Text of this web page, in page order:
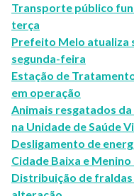
Transporte público
terça
Prefeito Melo atualiza
segunda-feira
Estação de
em operação
Animais resgatados
na Unidade de Saúde
Desligamento de
Cidade Baixa e Menino
Distribuição de